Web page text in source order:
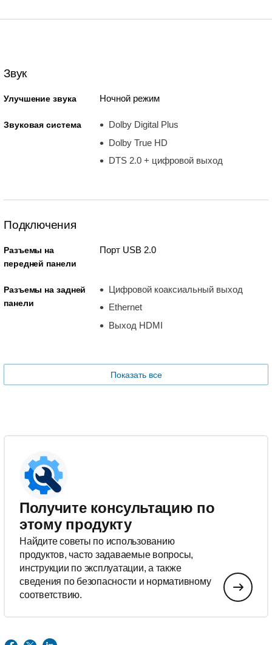
Звук
Улучшение звука Ночной режим
Звуковая система
Dolby Digital Plus
Dolby True HD
DTS 2.0 + цифровой выход
Подключения
Разъемы на
передней панели
Порт USB 2.0
Разъемы на задней
панели
Цифровой коаксиальный выход
Ethernet
Выход HDMI
Показать все
Получите консультацию по
этому продукту
Найдите советы по использованию
продуктов, часто задаваемые вопросы,
инструкции по эксплуатации, а также
сведения по безопасности и нормативному
соответствию.